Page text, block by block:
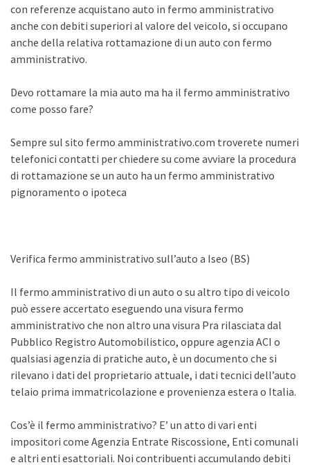
con referenze acquistano auto in fermo amministrativo
anche con debiti superiori al valore del veicolo, si occupano
anche della relativa rottamazione di un auto con fermo
amministrativo.
Devo rottamare la mia auto ma ha il fermo amministrativo
come posso fare?
Sempre sul sito fermo amministrativo.com troverete numeri
telefonici contatti per chiedere su come avviare la procedura
di rottamazione se un auto ha un fermo amministrativo
pignoramento o ipoteca
Verifica fermo amministrativo sull’auto a Iseo (BS)
Il fermo amministrativo di un auto o su altro tipo di veicolo
può essere accertato eseguendo una visura fermo
amministrativo che non altro una visura Pra rilasciata dal
Pubblico Registro Automobilistico, oppure agenzia ACI o
qualsiasi agenzia di pratiche auto, è un documento che si
rilevano i dati del proprietario attuale, i dati tecnici dell’auto
telaio prima immatricolazione e provenienza estera o Italia.
Cos’è il fermo amministrativo? E’ un atto di vari enti
impositori come Agenzia Entrate Riscossione, Enti comunali
e altri enti esattoriali. Noi contribuenti accumulando debiti